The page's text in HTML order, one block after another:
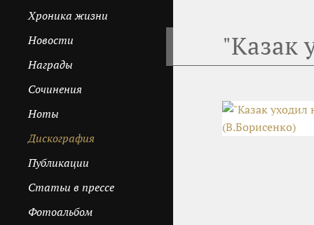
"Казак
Хроника жизни
Новости
Награды
Сочинения
Ноты
Дискография
Публикации
Cтатьи в прессе
Фотоальбом